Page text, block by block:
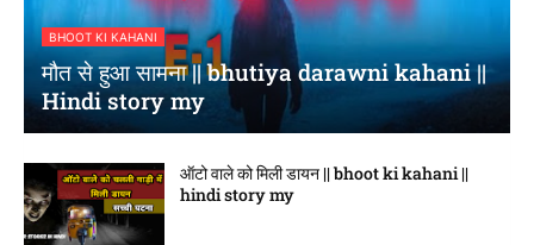
BHOOT KI KAHANI
मौत से हुआ सामना || bhutiya darawni kahani ||
Hindi story my
ऑटो वाले को मिली डायन || bhoot ki kahani ||
hindi story my